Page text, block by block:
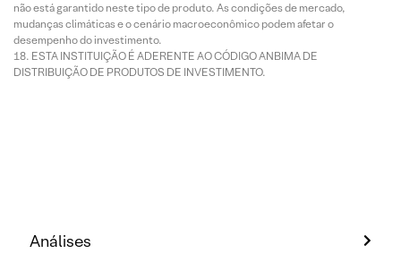
não está garantido neste tipo de produto. As condições de mercado,
mudanças climáticas e o cenário macroeconômico podem afetar o
desempenho do investimento.
ESTA INSTITUIÇÃO É ADERENTE AO CÓDIGO ANBIMA DE
DISTRIBUIÇÃO DE PRODUTOS DE INVESTIMENTO.
Análises